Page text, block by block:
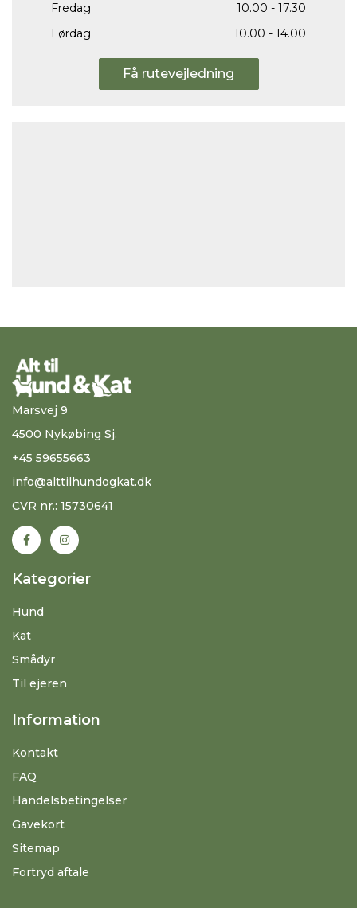
Fredag
10.00 - 17.30
Lørdag
10.00 - 14.00
Få rutevejledning
Marsvej 9
4500 Nykøbing Sj.
+45 59655663
info@alttilhundogkat.dk
CVR nr.: 15730641
Kategorier
Hund
Kat
Smådyr
Til ejeren
Information
Kontakt
FAQ
Handelsbetingelser
Gavekort
Sitemap
Fortryd aftale